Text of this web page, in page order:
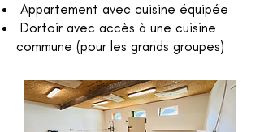
Appartement avec cuisine équipée
Dortoir avec accès à une cuisine
commune (pour les grands groupes)